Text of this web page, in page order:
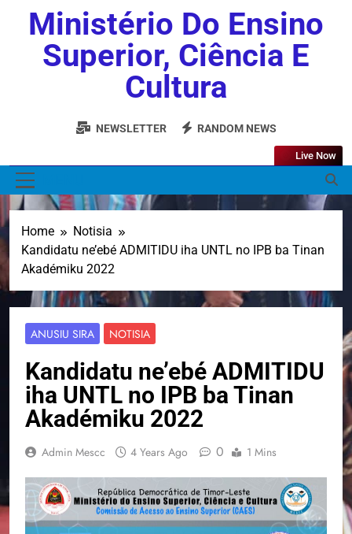
Ministério Do Ensino
Superior, Ciência E
Cultura
NEWSLETTER RANDOM NEWS
Live Now
Home
Notisia
Kandidatu ne’ebé ADMITIDU iha UNTL no IPB ba Tinan
Akadémiku 2022
ANUSIU SIRA NOTISIA
Kandidatu ne’ebé ADMITIDU
iha UNTL no IPB ba Tinan
Akadémiku 2022
Admin Mescc 4 Years Ago 0 1 Mins